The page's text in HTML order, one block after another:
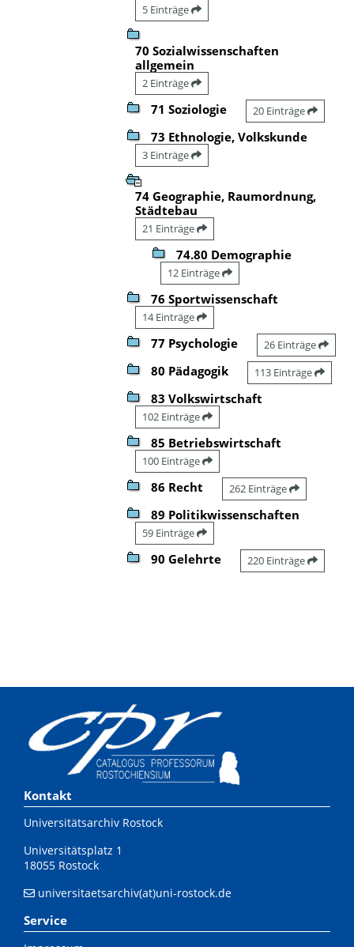
5 Einträge
70 Sozialwissenschaften
allgemein
2 Einträge
71 Soziologie 20 Einträge
73 Ethnologie, Volkskunde
3 Einträge
74 Geographie, Raumordnung,
Städtebau
21 Einträge
74.80 Demographie
12 Einträge
76 Sportwissenschaft
14 Einträge
77 Psychologie 26 Einträge
80 Pädagogik 113 Einträge
83 Volkswirtschaft
102 Einträge
85 Betriebswirtschaft
100 Einträge
86 Recht 262 Einträge
89 Politikwissenschaften
59 Einträge
90 Gelehrte 220 Einträge
Kontakt
Universitätsarchiv Rostock
Universitätsplatz 1
18055 Rostock
universitaetsarchiv(at)uni-rostock.de
Service